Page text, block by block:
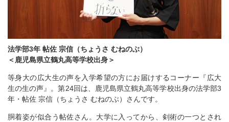
法学部3年 帖佐 宗信（ちょうさ むねのぶ）
＜鹿児島県立鶴丸高等学校出身＞
等身大の広大生の声を入学希望の方にお届けするコーナー『広大
生の生の声』。第24回は、鹿児島県立鶴丸高等学校出身の法学部3
年・帖佐 宗信（ちょうさ むねのぶ）さんです。
胴着姿が似合う帖佐さん。大学に入ってから、剣術の一つとされ